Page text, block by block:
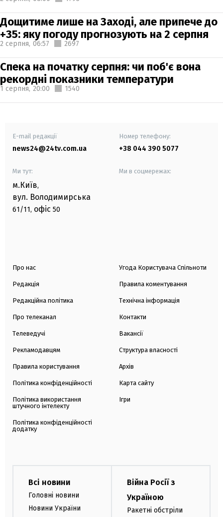
Дощитиме лише на Заході, але припече до
+35: яку погоду прогнозують на 2 серпня
2 серпня, 06:57 2697
Спека на початку серпня: чи поб'є вона
рекордні показники температури
1 серпня, 20:00 1540
E-mail редакції
news24@24tv.com.ua
Номер телефону:
+38 044 390 5077
Ми тут:
м.Київ,
вул. Володимирська
61/11, офіс 50
Ми в соцмережах:
Про нас
Редакція
Редакційна політика
Про телеканал
Телеведучі
Рекламодавцям
Правила користування
Політика конфіденційності
Політика використання
штучного інтелекту
Політика конфіденційності
додатку
Угода Користувача Спільноти
Правила коментування
Технічна інформація
Контакти
Вакансії
Структура власності
Архів
Карта сайту
Ігри
Всі новини
Головні новини
Новини України
Війна Росії з
Україною
Ракетні обстріли